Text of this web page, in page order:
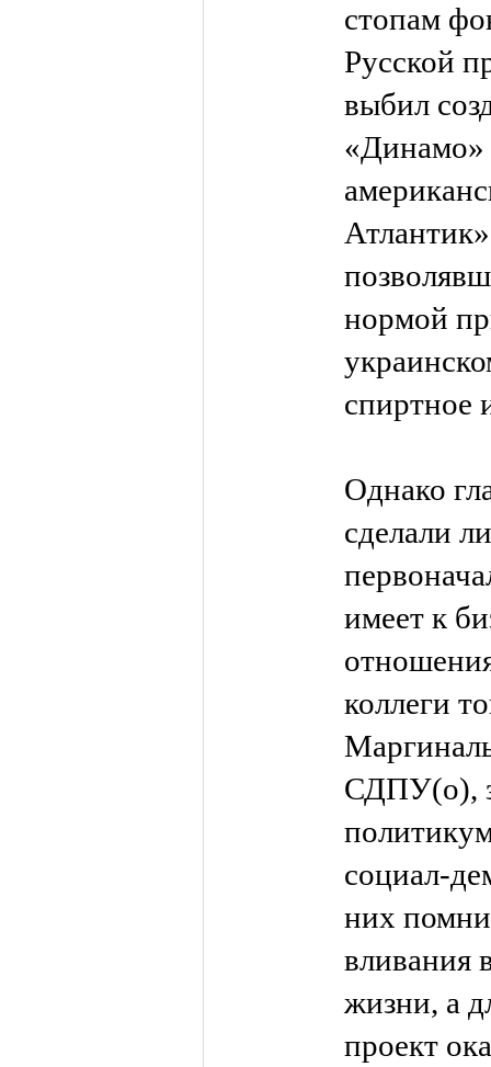
стопам
Русской
выбил
«Динамо»
нормой
спиртное
Однако
сделали
имеет к
коллеги
СДПУ(о),
социал-
них
вливания
жизни, а
проект